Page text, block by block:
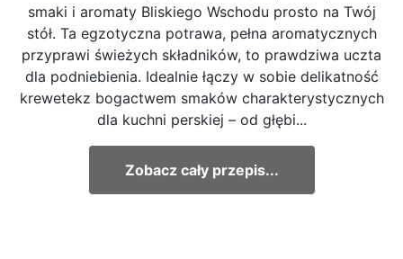
smaki i aromaty Bliskiego Wschodu prosto na Twój
stół. Ta egzotyczna potrawa, pełna aromatycznych
przyprawi świeżych składników, to prawdziwa uczta
dla podniebienia. Idealnie łączy w sobie delikatność
krewetekz bogactwem smaków charakterystycznych
dla kuchni perskiej – od głębi...
Zobacz cały przepis...